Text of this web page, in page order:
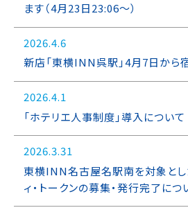
ます（4月23日23:06～）
2026.4.6
新店「東横INN呉駅」4月7日から
2026.4.1
「ホテリエ人事制度」導入について
2026.3.31
東横INN名古屋名駅南を対象とし
ィ・トークンの募集・発行完了につ